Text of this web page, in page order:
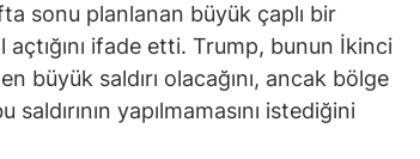
sonu planlanan büyük çaplı bir
açtığını ifade etti. Trump, bunun İkinci
büyük saldırı olacağını, ancak bölge
yapılmamasını istediğini